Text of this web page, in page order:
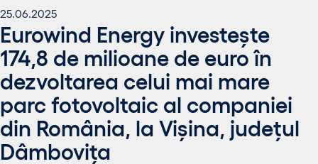
25.06.2025
Eurowind Energy investește
174,8 de milioane de euro în
dezvoltarea celui mai mare
parc fotovoltaic al companiei
din România, la Vișina, județul
Dâmbovița